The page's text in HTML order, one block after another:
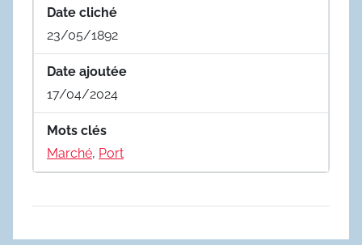
Date cliché
23/05/1892
Date ajoutée
17/04/2024
Mots clés
Marché, Port